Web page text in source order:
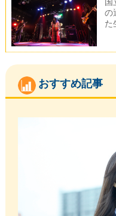
国
の
た
おすすめ記事